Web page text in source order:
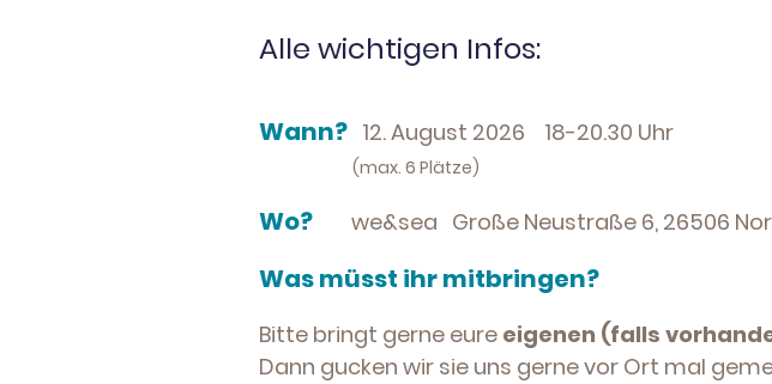
Alle wichtigen Infos:
Wann? 12. August 2026 18-20.30 Uhr
(max. 6 Plätze)
Wo? we&sea Große Neustraße 6, 26506
Was müsst ihr mitbringen?
Bitte bringt gerne eure eigenen (falls
Dann gucken wir sie uns gerne vor Ort mal